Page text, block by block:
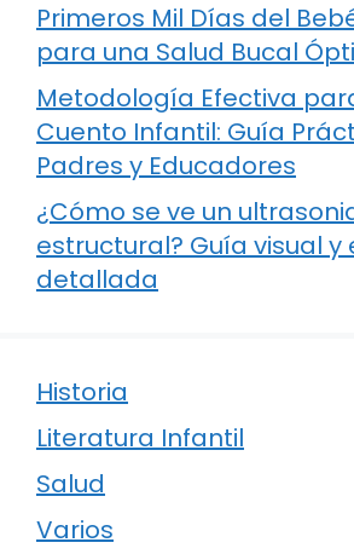
Primeros Mil Días del
para una Salud Bucal
Metodología Efectiva
Cuento Infantil: Guía
Padres y Educadores
¿Cómo se ve un
estructural? Guía visual y
detallada
Historia
Literatura Infantil
Salud
Varios